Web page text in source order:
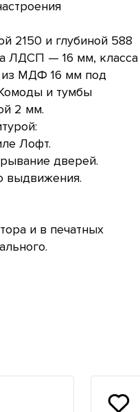
2150 и глубиной 588
ЛДСП — 16 мм, класса
из МДФ 16 мм под
и тумбы
2 мм.
Лофт.
дверей.
выдвижения.
и в печатных